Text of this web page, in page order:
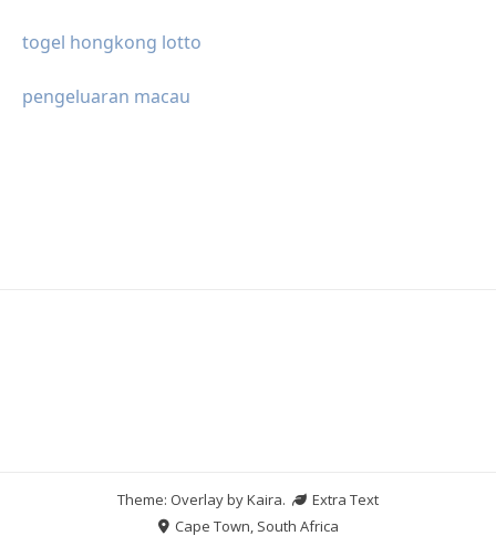
togel hongkong lotto
pengeluaran macau
Theme: Overlay byKaira.
Extra Text
Cape Town, South Africa